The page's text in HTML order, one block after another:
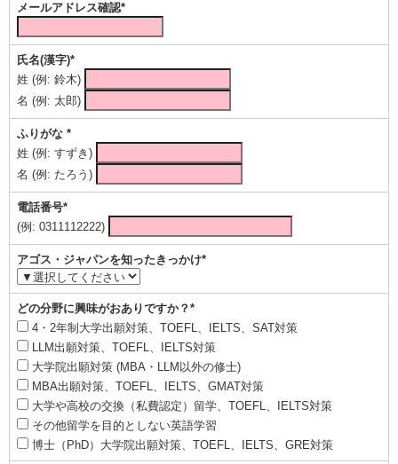
メールアドレス確認*
氏名(漢字)*
姓 (例: 鈴木)
名 (例: 太郎)
ふりがな *
姓 (例: すずき)
名 (例: たろう)
電話番号*
(例: 0311112222)
アゴス・ジャパンを知ったきっかけ*
どの分野に興味がおありですか？*
4・2年制大学出願対策、TOEFL、IELTS、SAT対策
LLM出願対策、TOEFL、IELTS対策
大学院出願対策 (MBA・LLM以外の修士)
MBA出願対策、TOEFL、IELTS、GMAT対策
大学や高校の交換（私費認定）留学、TOEFL、IELTS対策
その他留学を目的としない英語学習
博士（PhD）大学院出願対策、TOEFL、IELTS、GRE対策